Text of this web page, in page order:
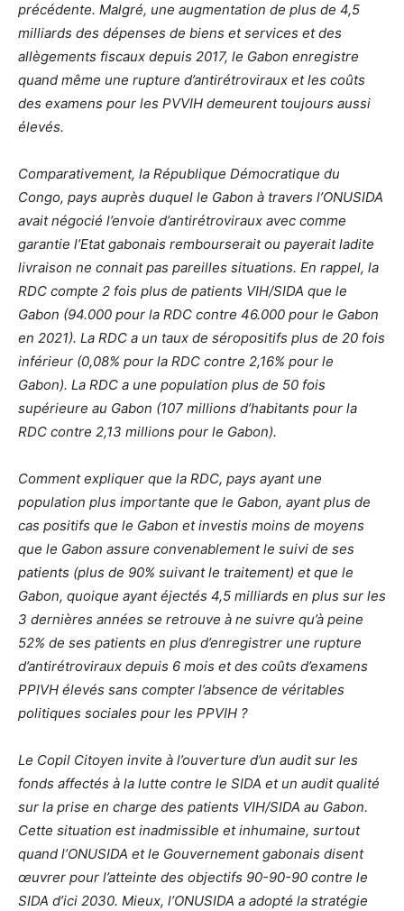
précédente. Malgré, une augmentation de plus de 4,5
milliards des dépenses de biens et services et des
allègements fiscaux depuis 2017, le Gabon enregistre
quand même une rupture d’antirétroviraux et les coûts
des examens pour les PVVIH demeurent toujours aussi
élevés.
Comparativement, la République Démocratique du
Congo, pays auprès duquel le Gabon à travers l’ONUSIDA
avait négocié l’envoie d’antirétroviraux avec comme
garantie l’Etat gabonais rembourserait ou payerait ladite
livraison ne connait pas pareilles situations. En rappel, la
RDC compte 2 fois plus de patients VIH/SIDA que le
Gabon (94.000 pour la RDC contre 46.000 pour le Gabon
en 2021). La RDC a un taux de séropositifs plus de 20 fois
inférieur (0,08% pour la RDC contre 2,16% pour le
Gabon). La RDC a une population plus de 50 fois
supérieure au Gabon (107 millions d’habitants pour la
RDC contre 2,13 millions pour le Gabon).
Comment expliquer que la RDC, pays ayant une
population plus importante que le Gabon, ayant plus de
cas positifs que le Gabon et investis moins de moyens
que le Gabon assure convenablement le suivi de ses
patients (plus de 90% suivant le traitement) et que le
Gabon, quoique ayant éjectés 4,5 milliards en plus sur les
3 dernières années se retrouve à ne suivre qu’à peine
52% de ses patients en plus d’enregistrer une rupture
d’antirétroviraux depuis 6 mois et des coûts d’examens
PPIVH élevés sans compter l’absence de véritables
politiques sociales pour les PPVIH ?
Le Copil Citoyen invite à l’ouverture d’un audit sur les
fonds affectés à la lutte contre le SIDA et un audit qualité
sur la prise en charge des patients VIH/SIDA au Gabon.
Cette situation est inadmissible et inhumaine, surtout
quand l’ONUSIDA et le Gouvernement gabonais disent
œuvrer pour l’atteinte des objectifs 90-90-90 contre le
SIDA d’ici 2030. Mieux, l’ONUSIDA a adopté la stratégie